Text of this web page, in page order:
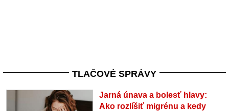
TLAČOVÉ SPRÁVY
Jarná únava a bolesť hlavy:
Ako rozlíšiť migrénu a kedy